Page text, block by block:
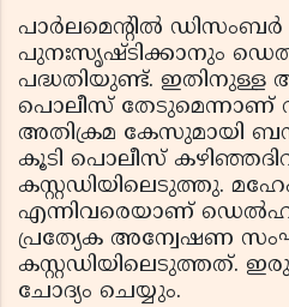
പാര്‍ലമെന്റില്‍ ഡിസംബര്‍
പുനഃസൃഷ്ടിക്കാനും
പദ്ധതിയുണ്ട്.
പൊലീസ് തേടുമെന്നാണ്
അതിക്രമ കേസുമായി
കൂടി പൊലീസ്
കസ്റ്റഡിയിലെടുത്തു.
എന്നിവരെയാണ്
പ്രത്യേക അന്വേഷണ
കസ്റ്റഡിയിലെടുത്തത്.
ചോദ്യം ചെയ്യും.